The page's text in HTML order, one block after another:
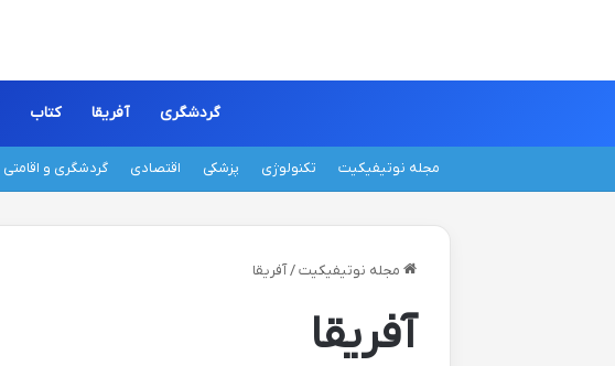
گردشگری آفریقا کتاب
مجله نوتیفیکیت تکنولوژی پزشکی اقتصادی گردشگری و اقامتی
مجله نوتیفیکیت / آفریقا
آفریقا